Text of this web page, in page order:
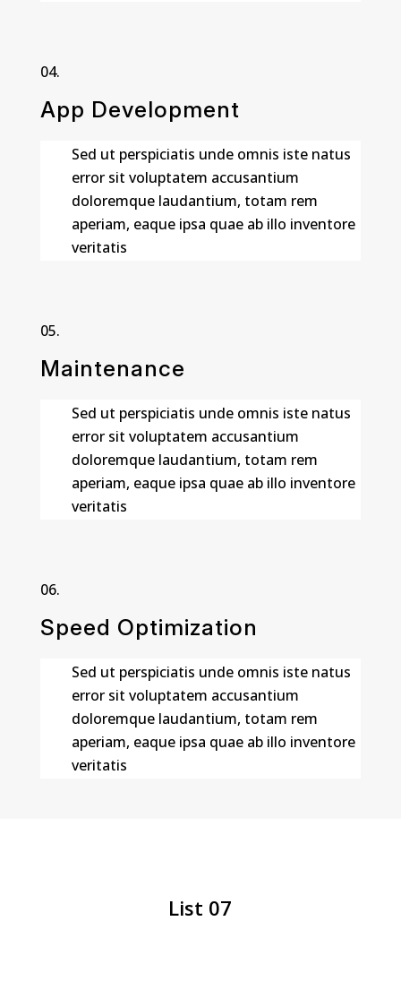
App Development
Sed ut perspiciatis unde omnis iste natus
error sit voluptatem accusantium
doloremque laudantium, totam rem
aperiam, eaque ipsa quae ab illo inventore
veritatis
Maintenance
Sed ut perspiciatis unde omnis iste natus
error sit voluptatem accusantium
doloremque laudantium, totam rem
aperiam, eaque ipsa quae ab illo inventore
veritatis
Speed Optimization
Sed ut perspiciatis unde omnis iste natus
error sit voluptatem accusantium
doloremque laudantium, totam rem
aperiam, eaque ipsa quae ab illo inventore
veritatis
List 07